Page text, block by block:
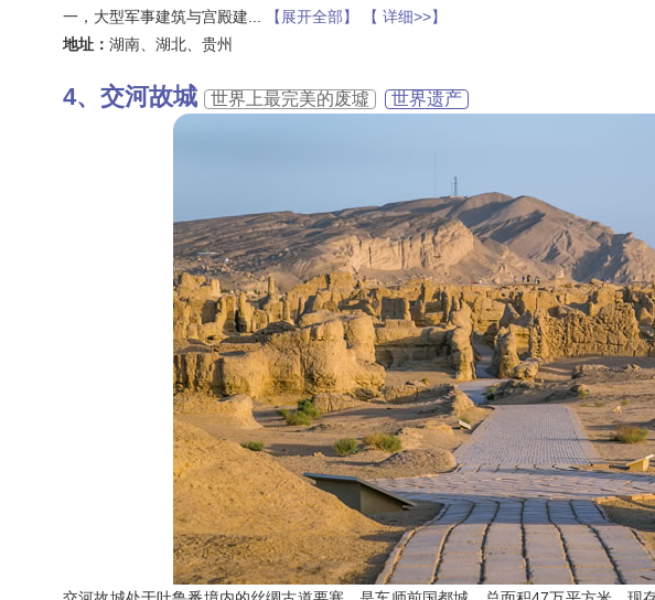
一，大型军事建筑与宫殿建... 【展开全部】
【 详细>>】
地址： 湖南、湖北、贵州
交河故城 世界上最完美的废墟 世界遗产